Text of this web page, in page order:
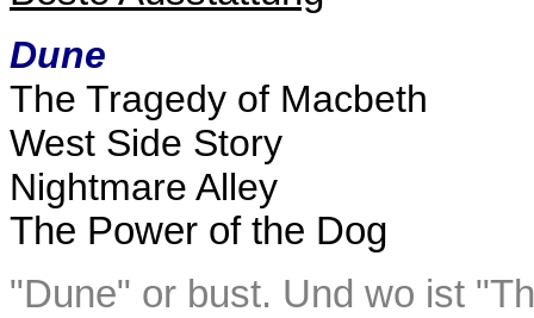
Dune
The Tragedy of Macbeth
West Side Story
Nightmare Alley
The Power of the Dog
"Dune" or bust. Und wo ist